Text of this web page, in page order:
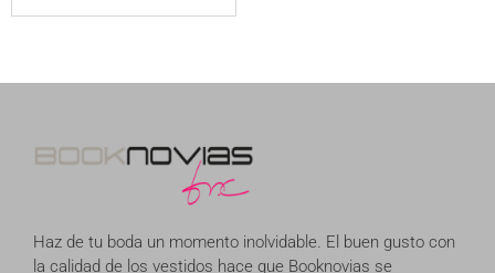
Haz de tu boda un momento inolvidable. El buen gusto con
la calidad de los vestidos hace que Booknovias se